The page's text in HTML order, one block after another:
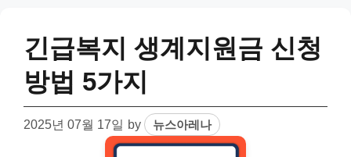
긴급복지 생계지원금 신청
방법 5가지
2025년 07월 17일 by 뉴스아레나